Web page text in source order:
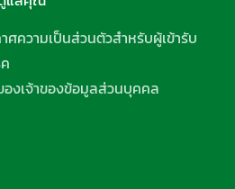
ศความเป็นส่วนตัวสำหรับผู้เข้ารับ
งเจ้าของข้อมูลส่วนบุคคล